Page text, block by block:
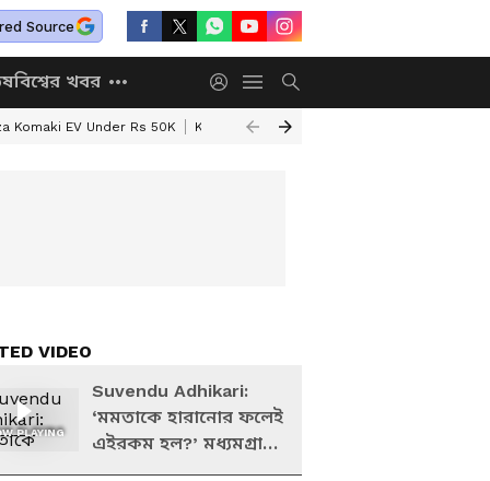
Source
বিশ্বের খবর
Komaki EV Under Rs 50K Kolkata Weather Update
VIDEO
PLAYING
Suvendu Adhikari:
‘মমতাকে হারানোর ফলেই
এইরকম হল?’ মধ্যমগ্রাম
কাণ্ডে শুভেন্দুর আঁতকে